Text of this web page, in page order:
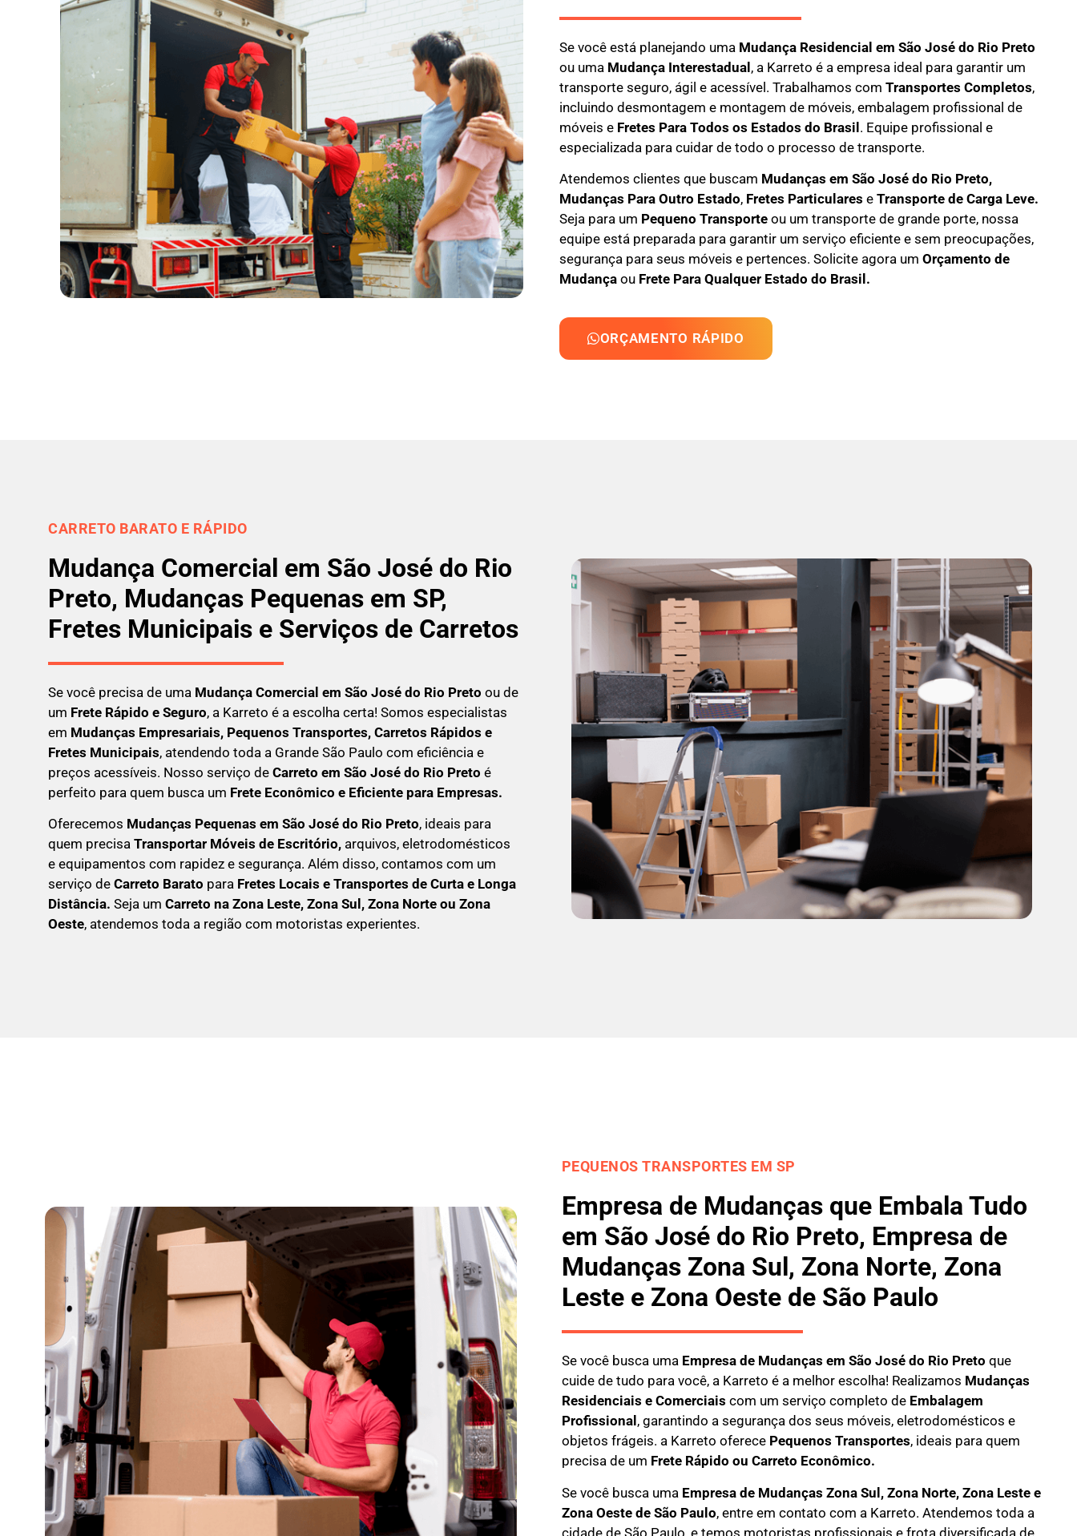
Se você está planejando uma Mudança Residencial em São José do Rio Preto
ou uma Mudança Interestadual, a Karreto é a empresa ideal para garantir um
transporte seguro, ágil e acessível. Trabalhamos com Transportes Completos,
incluindo desmontagem e montagem de móveis, embalagem profissional de
móveis e Fretes Para Todos os Estados do Brasil. Equipe profissional e
especializada para cuidar de todo o processo de transporte.
Atendemos clientes que buscam Mudanças em São José do Rio Preto,
Mudanças Para Outro Estado,Fretes Particulares e Transportede Carga Leve.
Seja para um Pequeno Transporteou um transporte de grande porte, nossa
equipe está preparada para garantir um serviço eficiente e sem preocupações,
segurança para seus móveis e pertences. Solicite agora um Orçamento de
Mudançaou Frete Para Qualquer Estado do Brasil.
ORÇAMENTO RÁPIDO
CARRETO BARATO E RÁPIDO
Mudança Comercial em São José do Rio
Preto, Mudanças Pequenas em SP,
Fretes Municipais e Serviços de Carretos
Se você precisa de uma Mudança Comercial em São José do Rio Preto ou de
um Frete Rápido e Seguro, a Karreto é a escolha certa! Somos especialistas
em Mudanças Empresariais, Pequenos Transportes, Carretos Rápidos e
Fretes Municipais, atendendo toda a Grande São Paulo com eficiência e
preços acessíveis. Nosso serviço de Carreto em São José do Rio Preto é
perfeito para quem busca um Frete Econômico e Eficiente para Empresas.
Oferecemos Mudanças Pequenas em São José do Rio Preto, ideais para
quem precisa Transportar Móveis de Escritório, arquivos, eletrodomésticos
e equipamentos com rapidez e segurança. Além disso, contamos com um
serviço de Carreto Barato para Fretes Locais e Transportes de Curta e Longa
Distância. Seja um Carreto na Zona Leste, Zona Sul, Zona Norte ou Zona
Oeste, atendemos toda a região com motoristas experientes.
PEQUENOS TRANSPORTES EM SP
Empresa de Mudanças que Embala Tudo
em São José do Rio Preto, Empresa de
Mudanças Zona Sul, Zona Norte, Zona
Leste e Zona Oeste de São Paulo
Se você busca umaEmpresa de Mudanças em São José do Rio Preto que
cuide de tudo para você, a Karreto é a melhor escolha! Realizamos Mudanças
Residenciais e Comerciais com um serviço completo de Embalagem
Profissional , garantindo a segurança dos seus móveis, eletrodomésticos e
objetos frágeis. a Karreto oferece Pequenos Transportes, ideais para quem
precisa de um Frete Rápido ou Carreto Econômico.
Se você busca uma Empresa de Mudanças Zona Sul, Zona Norte, Zona Leste e
Zona Oeste de São Paulo, entre em contato com a Karreto. Atendemos toda a
cidade de São Paulo, e temos motoristas profissionais e frota diversificada de